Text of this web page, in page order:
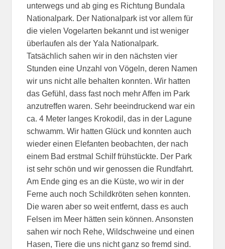
unterwegs und ab ging es Richtung Bundala
Nationalpark. Der Nationalpark ist vor allem für
die vielen Vogelarten bekannt und ist weniger
überlaufen als der Yala Nationalpark.
Tatsächlich sahen wir in den nächsten vier
Stunden eine Unzahl von Vögeln, deren Namen
wir uns nicht alle behalten konnten. Wir hatten
das Gefühl, dass fast noch mehr Affen im Park
anzutreffen waren. Sehr beeindruckend war ein
ca. 4 Meter langes Krokodil, das in der Lagune
schwamm. Wir hatten Glück und konnten auch
wieder einen Elefanten beobachten, der nach
einem Bad erstmal Schilf frühstückte. Der Park
ist sehr schön und wir genossen die Rundfahrt.
Am Ende ging es an die Küste, wo wir in der
Ferne auch noch Schildkröten sehen konnten.
Die waren aber so weit entfernt, dass es auch
Felsen im Meer hätten sein können. Ansonsten
sahen wir noch Rehe, Wildschweine und einen
Hasen, Tiere die uns nicht ganz so fremd sind.